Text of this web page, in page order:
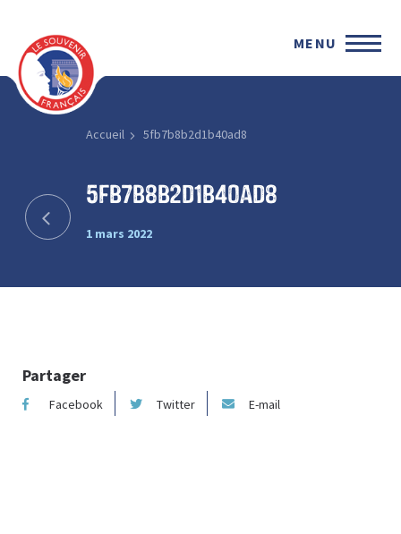
MENU
Accueil 5fb7b8b2d1b40ad8
5fb7b8b2d1b40ad8
1 mars 2022
Partager
Facebook Twitter E-mail